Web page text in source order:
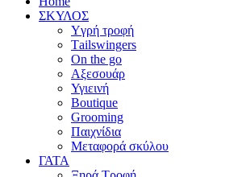
ΣΚΥΛΟΣ
Yγρή τροφή
Τailswingers
On the go
Αξεσουάρ
Υγιεινή
Boutique
Grooming
Παιχνίδια
Μεταφορά σκύλου
ΓΑΤΑ